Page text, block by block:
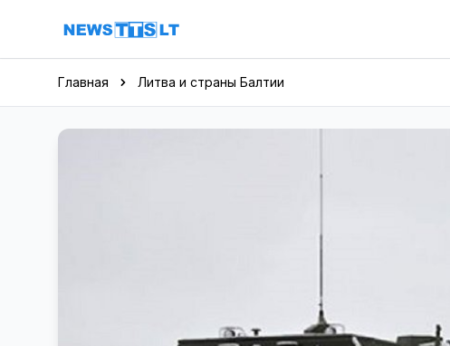
Перейти к содержимому
Главная Литва и страны Балтии